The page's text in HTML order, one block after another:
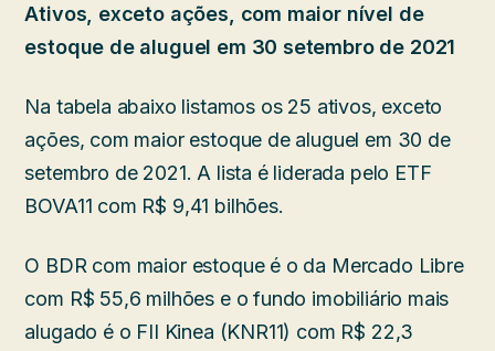
Ativos, exceto ações, com maior nível de
estoque de aluguel em 30 setembro de 2021
Na tabela abaixo listamos os 25 ativos, exceto
ações, com maior estoque de aluguel em 30 de
setembro de 2021. A lista é liderada pelo ETF
BOVA11 com R$ 9,41 bilhões.
O BDR com maior estoque é o da Mercado Libre
com R$ 55,6 milhões e o fundo imobiliário mais
alugado é o FII Kinea (KNR11) com R$ 22,3